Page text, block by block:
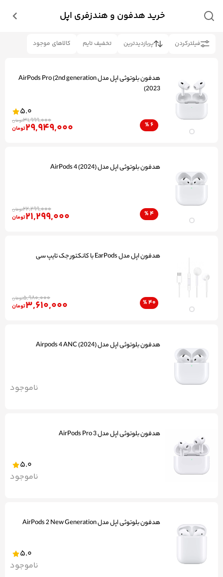
خرید هدفون و هندزفری اپل
فیلتر‌کردن پربازدیدترین تخفیف تایم کالاهای موجود
هدفون بلوتوثی اپل مدل AirPods Pro (2nd generation
2023)
5.0
6
%
31,999,000تومان 29,949,000تومان
هدفون بلوتوثی اپل مدل (2024) AirPods 4
4
%
22,299,000تومان 21,299,000تومان
هدفون اپل مدل EarPods با کانکتور جک تایپ سی
40
%
5,980,000تومان 3,610,000تومان
هدفون بلوتوثی اپل مدل (2024) Airpods 4 ANC
ناموجود
هدفون بلوتوثی اپل مدل AirPods Pro 3
5.0
ناموجود
هدفون بلوتوثی اپل مدل AirPods 2 New Generation
5.0
ناموجود